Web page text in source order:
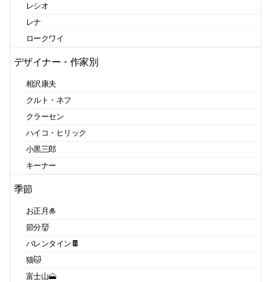
レシオ
レナ
ロークワイ
デザイナー・作家別
相沢康夫
クルト・ネフ
クラーセン
ハイコ・ヒリック
小黒三郎
キーナー
季節
お正月🎍
節分👹
バレンタイン🍫
猫🐱
富士山🗻